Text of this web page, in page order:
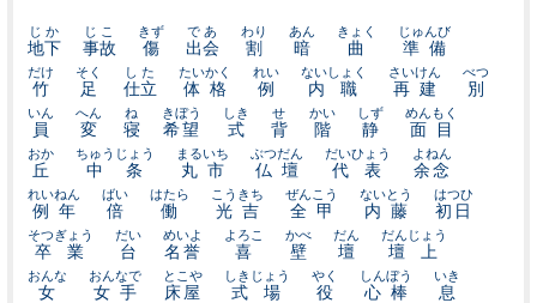
地下
じか
事故
じこ
傷
きず
出会
であ
割
わり
暗
あん
曲
きょく
準備
じゅんび
竹
だけ
足
そく
仕立
した
体格
たいかく
例
れい
内職
ないしょく
再建
さいけん
別
べつ
員
いん
変
へん
寝
ね
希望
きぼう
式
しき
背
せ
階
かい
静
しず
面目
めんもく
丘
おか
中条
ちゅうじょう
丸市
まるいち
仏壇
ぶつだん
代表
だいひょう
余念
よねん
例年
れいねん
倍
ばい
働
はたら
光吉
こうきち
全甲
ぜんこう
内藤
ないとう
初日
はつひ
卒業
そつぎょう
台
だい
名誉
めいよ
喜
よろこ
壁
かべ
壇
だん
壇上
だんじょう
女
おんな
女手
おんなで
床屋
とこや
式場
しきじょう
役
やく
心棒
しんぼう
息
いき